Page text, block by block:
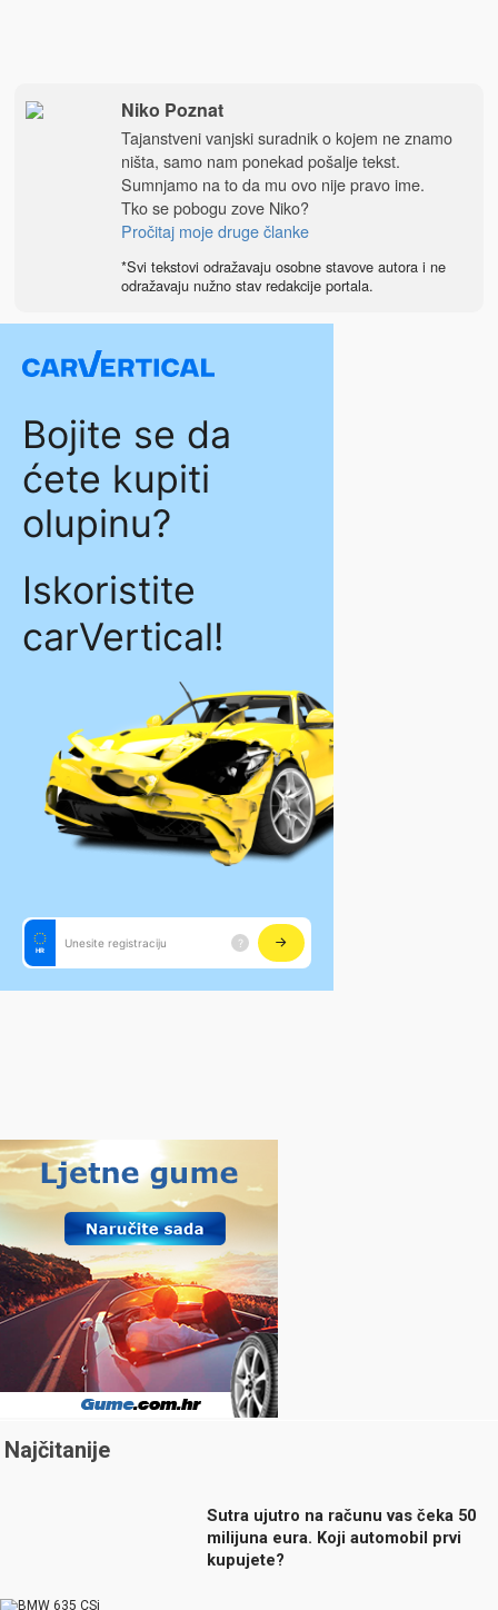
Niko Poznat
Tajanstveni vanjski suradnik o kojem ne znamo
ništa, samo nam ponekad pošalje tekst.
Sumnjamo na to da mu ovo nije pravo ime.
Tko se pobogu zove Niko?
Pročitaj moje druge članke
*Svi tekstovi odražavaju osobne stavove autora i ne
odražavaju nužno stav redakcije portala.
Najčitanije
Sutra ujutro na računu vas čeka 50
milijuna eura. Koji automobil prvi
kupujete?